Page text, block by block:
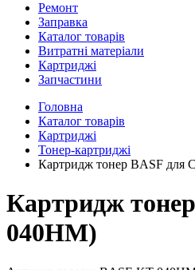
Ремонт
Заправка
Каталог товарів
Витратні матеріали
Картриджі
Запчастини
Головна
Каталог товарів
Картриджі
Тонер-картриджі
Картридж тонер BASF для
Картридж
040HM)